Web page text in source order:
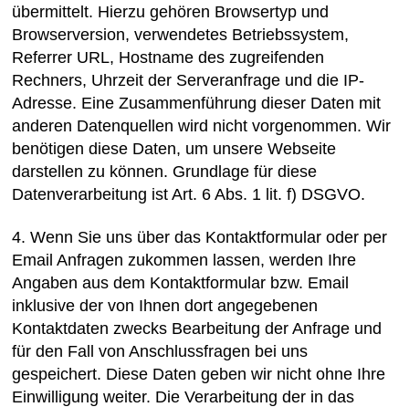
übermittelt. Hierzu gehören Browsertyp und
Browserversion, verwendetes Betriebssystem,
Referrer URL, Hostname des zugreifenden
Rechners, Uhrzeit der Serveranfrage und die IP-
Adresse. Eine Zusammenführung dieser Daten mit
anderen Datenquellen wird nicht vorgenommen. Wir
benötigen diese Daten, um unsere Webseite
darstellen zu können. Grundlage für diese
Datenverarbeitung ist Art. 6 Abs. 1 lit. f) DSGVO.
4. Wenn Sie uns über das Kontaktformular oder per
Email Anfragen zukommen lassen, werden Ihre
Angaben aus dem Kontaktformular bzw. Email
inklusive der von Ihnen dort angegebenen
Kontaktdaten zwecks Bearbeitung der Anfrage und
für den Fall von Anschlussfragen bei uns
gespeichert. Diese Daten geben wir nicht ohne Ihre
Einwilligung weiter. Die Verarbeitung der in das